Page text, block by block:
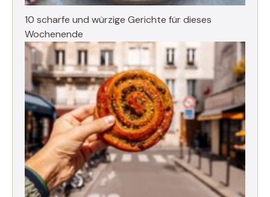
10 scharfe und würzige Gerichte für dieses
Wochenende